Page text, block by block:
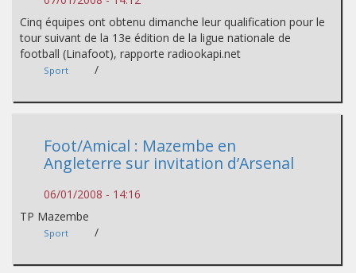
Cinq équipes ont obtenu dimanche leur qualification pour le
tour suivant de la 13e édition de la ligue nationale de
football (Linafoot), rapporte radiookapi.net
Sport /
Foot/Amical : Mazembe en
Angleterre sur invitation d’Arsenal
06/01/2008 - 14:16
TP Mazembe
Sport /